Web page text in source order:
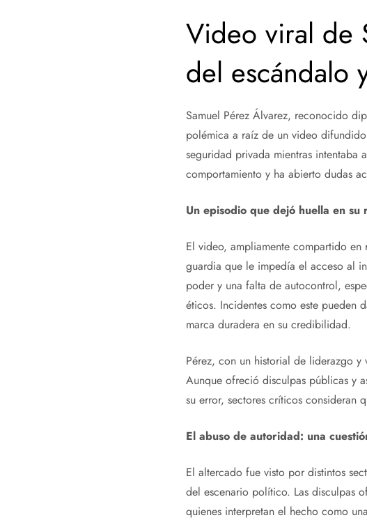
Video viral de
del escándalo
Samuel Pérez Álvarez, reconocido
polémica a raíz de un video
seguridad privada mientras
comportamiento y ha abierto dudas
Un episodio que dejó huella en su
El video, ampliamente compartido en
guardia que le impedía el acceso al
poder y una falta de autocontrol,
éticos. Incidentes como este pueden
marca duradera en su credibilidad.
Pérez, con un historial de liderazgo
Aunque ofreció disculpas públicas y
su error, sectores críticos consideran
El abuso de autoridad: una
El altercado fue visto por distintos
del escenario político. Las disculpas
quienes interpretan el hecho como